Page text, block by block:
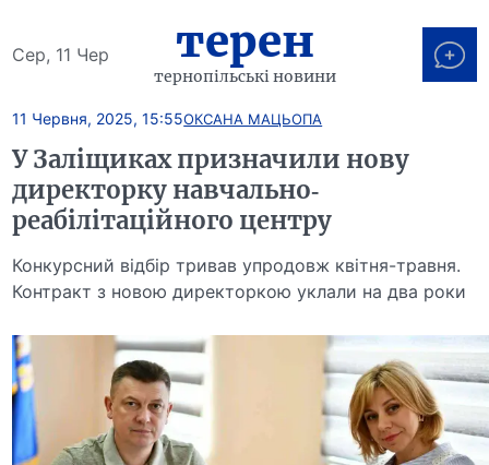
Сер, 11 Чер терен
тернопільські новини
11 Червня, 2025, 15:55ОКСАНА МАЦЬОПА
У Заліщиках призначили нову
директорку навчально-
реабілітаційного центру
Конкурсний відбір тривав упродовж квітня-травня.
Контракт з новою директоркою уклали на два роки